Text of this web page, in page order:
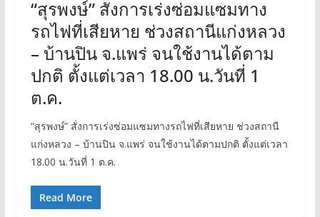
“สุรพงษ์” สั่งการเร่งซ่อมแซมทาง
รถไฟที่เสียหาย ช่วงสถานีแก่งหลวง
– บ้านปิน จ.แพร่ จนใช้งานได้ตาม
ปกติ ตั้งแต่เวลา 18.00 น.วันที่ 1
ต.ค.
“สุรพงษ์” สั่งการเร่งซ่อมแซมทางรถไฟที่เสียหาย ช่วงสถานี
แก่งหลวง – บ้านปิน จ.แพร่ จนใช้งานได้ตามปกติ ตั้งแต่เวลา
18.00 น.วันที่ 1 ต.ค.
Read More